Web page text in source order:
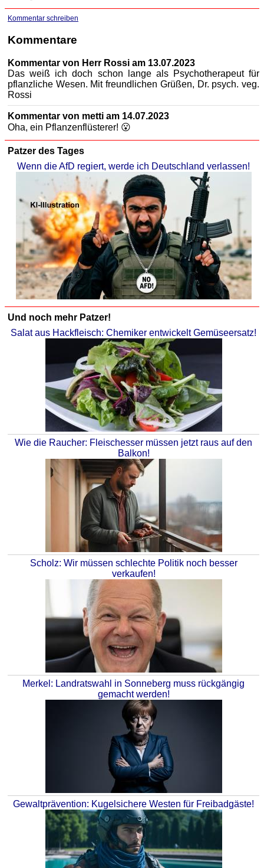
Kommentar schreiben
Kommentare
Kommentar von Herr Rossi am 13.07.2023
Das weiß ich doch schon lange als Psychotherapeut für
pflanzliche Wesen. Mit freundlichen Grüßen, Dr. psych. veg.
Rossi
Kommentar von metti am 14.07.2023
Oha, ein Pflanzenflüsterer! 😮
Patzer des Tages
Wenn die AfD regiert, werde ich Deutschland verlassen!
Und noch mehr Patzer!
Salat aus Hackfleisch: Chemiker entwickelt Gemüseersatz!
Wie die Raucher: Fleischesser müssen jetzt raus auf den
Balkon!
Scholz: Wir müssen schlechte Politik noch besser
verkaufen!
Merkel: Landratswahl in Sonneberg muss rückgängig
gemacht werden!
Gewaltprävention: Kugelsichere Westen für Freibadgäste!